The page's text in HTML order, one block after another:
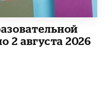
2 августа 2026